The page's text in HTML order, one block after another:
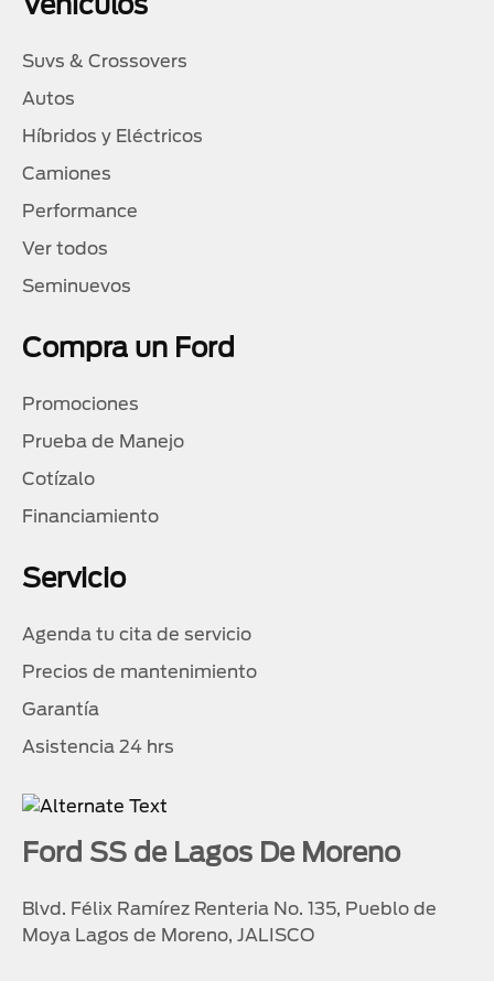
Suvs & Crossovers
Autos
Híbridos y Eléctricos
Camiones
Performance
Ver todos
Seminuevos
Compra un Ford
Promociones
Prueba de Manejo
Cotízalo
Financiamiento
Servicio
Agenda tu cita de servicio
Precios de mantenimiento
Garantía
Asistencia 24 hrs
Ford SS de Lagos De Moreno
Blvd. Félix Ramírez Renteria No. 135, Pueblo de
Moya Lagos de Moreno, JALISCO